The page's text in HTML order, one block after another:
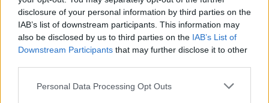
disclosure of your personal information by third parties on the
IAB’s list of downstream participants. This information may
also be disclosed by us to third parties on the IAB’s List of
Downstream Participants that may further disclose it to other
Personal Data Processing Opt Outs
eseménnyé vált